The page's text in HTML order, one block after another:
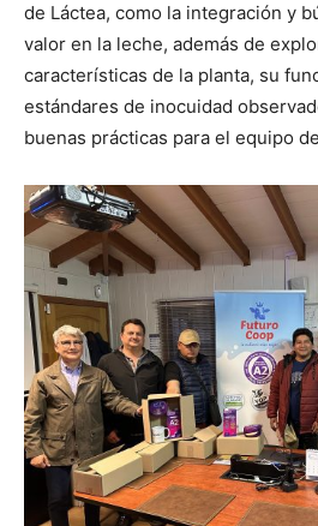
de Láctea, como la integración y
valor en la leche, además de
características de la planta, su
estándares de inocuidad
buenas prácticas para el equipo